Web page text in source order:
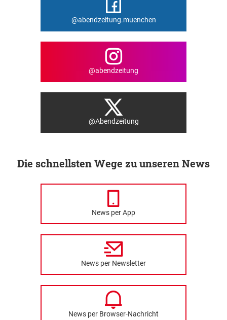
@abendzeitung.muenchen
@abendzeitung
@Abendzeitung
Die schnellsten Wege zu unseren News
News per App
News per Newsletter
News per Browser-Nachricht